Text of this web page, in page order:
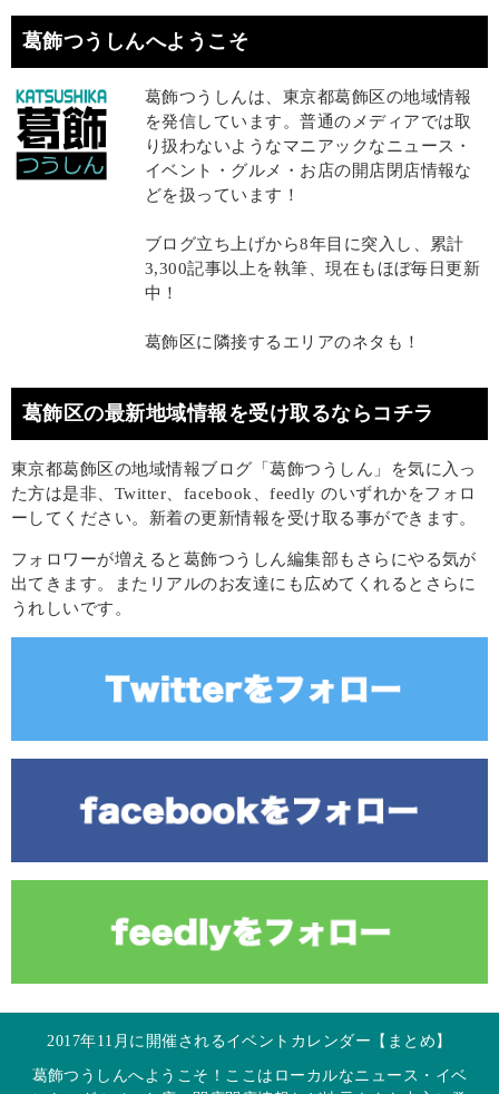
葛飾つうしんへようこそ
葛飾つうしんは、東京都葛飾区の地域情報
を発信しています。普通のメディアでは取
り扱わないようなマニアックなニュース・
イベント・グルメ・お店の開店閉店情報な
どを扱っています！
ブログ立ち上げから8年目に突入し、累計
3,300記事以上を執筆、現在もほぼ毎日更新
中！
葛飾区に隣接するエリアのネタも！
葛飾区の最新地域情報を受け取るならコチラ
東京都葛飾区の地域情報ブログ「葛飾つうしん」を気に入っ
た方は是非、Twitter、facebook、feedly のいずれかをフォロ
ーしてください。新着の更新情報を受け取る事ができます。
フォロワーが増えると葛飾つうしん編集部もさらにやる気が
出てきます。またリアルのお友達にも広めてくれるとさらに
うれしいです。
2017年11月に開催されるイベントカレンダー【まとめ】
葛飾つうしんへようこそ！ここはローカルなニュース・イベ